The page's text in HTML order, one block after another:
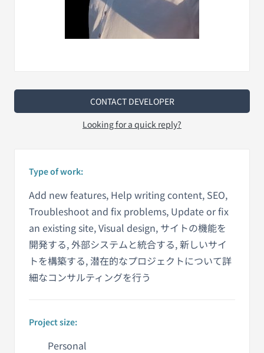
CONTACT DEVELOPER
Looking for a quick reply?
Type of work:
Add new features, Help writing content, SEO,
Troubleshoot and fix problems, Update or fix
an existing site, Visual design, サイトの機能を
開発する, 外部システムと統合する, 新しいサイ
トを構築する, 潜在的なプロジェクトについて詳
細なコンサルティングを行う
Project size:
Personal